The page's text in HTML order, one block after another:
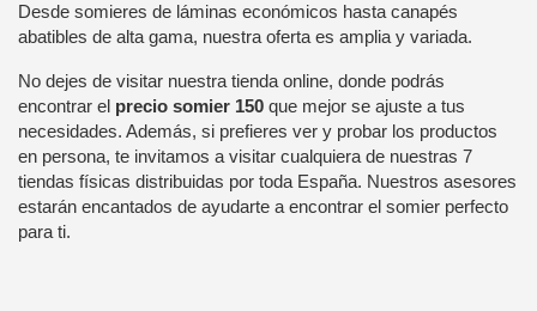
Desde somieres de láminas económicos hasta canapés
abatibles de alta gama, nuestra oferta es amplia y variada.
No dejes de visitar nuestra tienda online, donde podrás
encontrar el precio somier 150 que mejor se ajuste a tus
necesidades. Además, si prefieres ver y probar los productos
en persona, te invitamos a visitar cualquiera de nuestras 7
tiendas físicas distribuidas por toda España. Nuestros asesores
estarán encantados de ayudarte a encontrar el somier perfecto
para ti.